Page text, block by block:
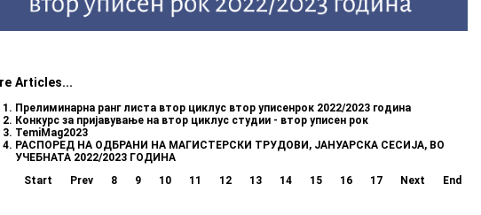
Articles...
Прелиминарна ранг листа втор циклус втор уписенрок 2022/2023 година
Конкурс за пријавување на втор циклус студии - втор уписен рок
TemiMag2023
РАСПОРЕД НА ОДБРАНИ НА МАГИСТЕРСКИ ТРУДОВИ, ЈАНУАРСКА СЕСИЈА, ВО
УЧЕБНАТА 2022/2023 ГОДИНА
Start
Prev 8 9 10 11 12 13 14 15 16 17 Next End